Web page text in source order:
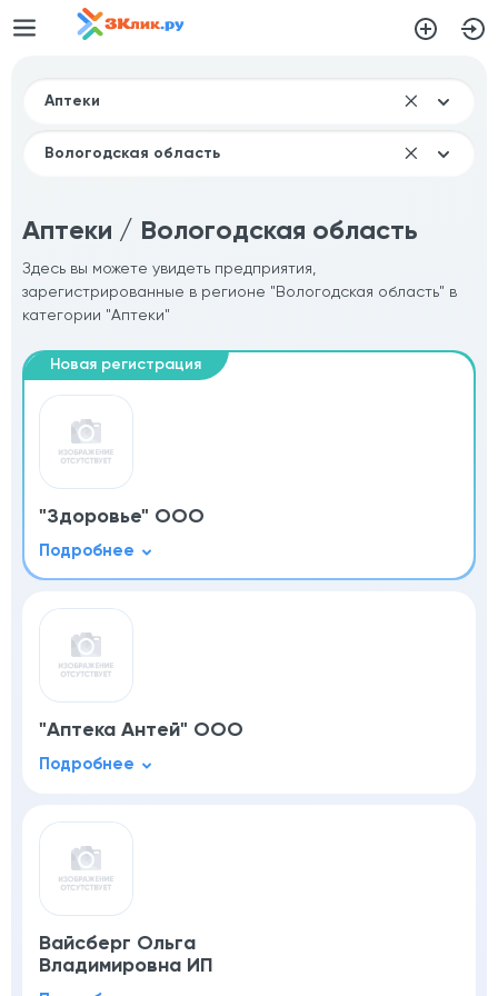
Аптеки / Вологодская область
Здесь вы можете увидеть предприятия,
зарегистрированные в регионе "Вологодская область" в
категории "Аптеки"
"Здоровье" ООО
"Аптека Антей" ООО
Вайсберг Ольга
Владимировна ИП